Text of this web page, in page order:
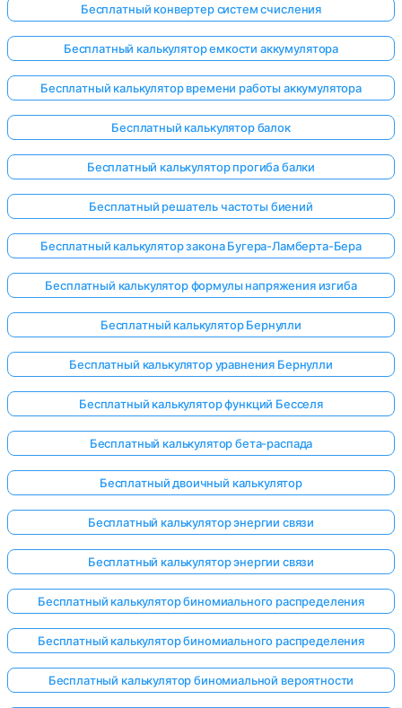
Бесплатный конвертер систем счисления
Бесплатный калькулятор емкости аккумулятора
Бесплатный калькулятор времени работы аккумулятора
Бесплатный калькулятор балок
Бесплатный калькулятор прогиба балки
Бесплатный решатель частоты биений
Бесплатный калькулятор закона Бугера-Ламберта-Бера
Бесплатный калькулятор формулы напряжения изгиба
Бесплатный калькулятор Бернулли
Бесплатный калькулятор уравнения Бернулли
Бесплатный калькулятор функций Бесселя
Бесплатный калькулятор бета-распада
Бесплатный двоичный калькулятор
Бесплатный калькулятор энергии связи
Бесплатный калькулятор энергии связи
Бесплатный калькулятор биномиального распределения
Бесплатный калькулятор биномиального распределения
Бесплатный калькулятор биномиальной вероятности